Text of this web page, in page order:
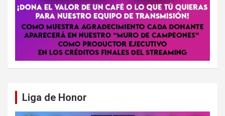
Liga de Honor